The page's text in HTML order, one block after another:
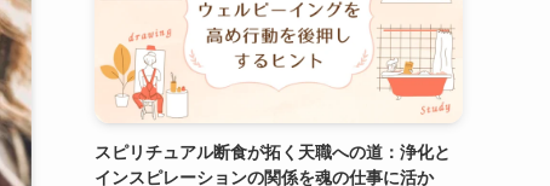
スピリチュアル断食が拓く天職への道：浄化と
インスピレーションの関係を魂の仕事に活か